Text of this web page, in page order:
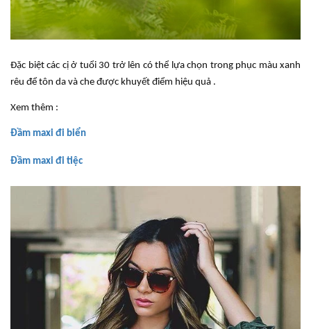
Đặc biệt các cị ở tuổi 30 trở lên có thể lựa chọn trong phục màu xanh
rêu để tôn da và che được khuyết điểm hiệu quả .
Xem thêm :
Đầm maxi đi biển
Đầm maxi đi tiệc